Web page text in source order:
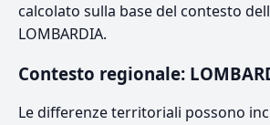
calcolato sulla base del contesto
LOMBARDIA.
Contesto regionale:
Le differenze territoriali possono